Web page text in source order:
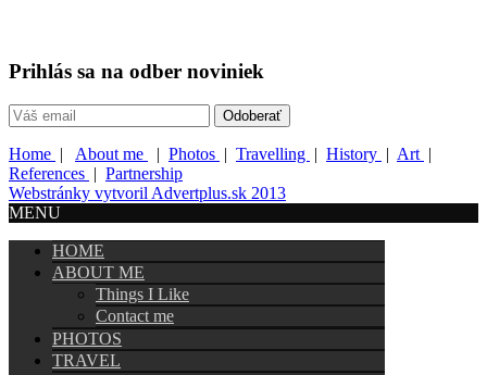
Prihlás sa na odber noviniek
Home | About me | Photos | Travelling | History | Art |
References | Partnership
Webstránky vytvoril Advertplus.sk 2013
MENU
HOME
ABOUT ME
Things I Like
Contact me
PHOTOS
TRAVEL